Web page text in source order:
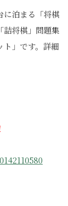
に泊まる「将棋
詰将棋」問題集
ト」です。詳細